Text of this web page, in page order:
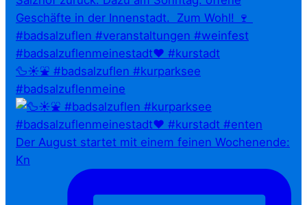
🦆☀️⛲ #badsalzuflen #kurparksee
#badsalzuflenmeine
Der August startet mit einem feinen Wochenende:
Kn